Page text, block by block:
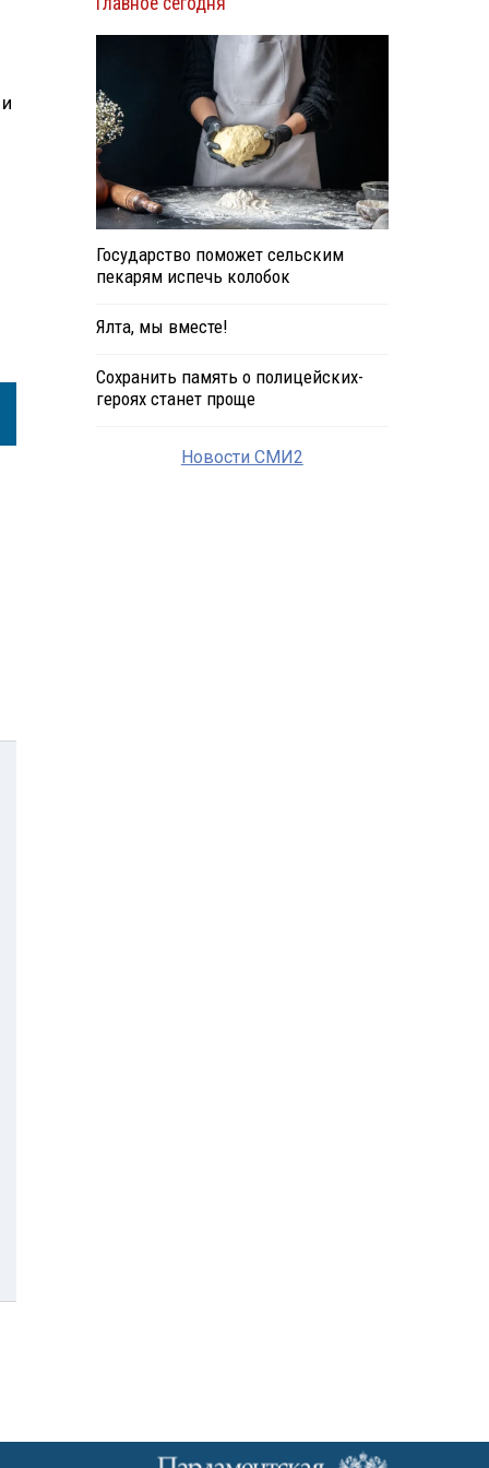
Государство поможет сельским
пекарям испечь колобок
Ялта, мы вместе!
Сохранить память о полицейских-
героях станет проще
Новости СМИ2